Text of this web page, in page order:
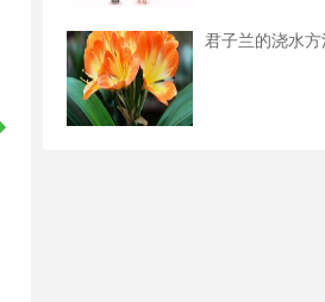
君子兰的浇水方